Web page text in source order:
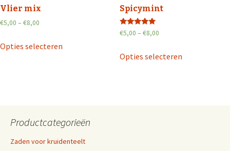
Vlier mix
€5,00 – €8,00
Opties selecteren
Spicymint
Waardering
5.00
€5,00 – €8,00
Opties selecteren
Productcategorieën
Zaden voor kruidenteelt